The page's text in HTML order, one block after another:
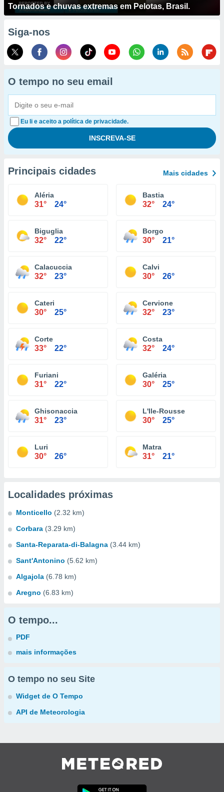
Tornados e chuvas extremas em Pelotas, Brasil.
Siga-nos
O tempo no seu email
Eu li e aceito a política de privacidade.
Principais cidades Mais cidades
Aléria
31° 24°
Bastia
32° 24°
Biguglia
32° 22°
Borgo
30° 21°
Calacuccia
32° 23°
Calvi
30° 26°
Cateri
30° 25°
Cervione
32° 23°
Corte
33° 22°
Costa
32° 24°
Furiani
31° 22°
Galéria
30° 25°
Ghisonaccia
31° 23°
L'Ile-Rousse
30° 25°
Luri
30° 26°
Matra
31° 21°
Localidades próximas
Monticello (2.32 km)
Corbara (3.29 km)
Santa-Reparata-di-Balagna (3.44 km)
Sant'Antonino (5.62 km)
Algajola (6.78 km)
Aregno (6.83 km)
O tempo...
PDF
mais informações
O tempo no seu Site
Widget de O Tempo
API de Meteorologia